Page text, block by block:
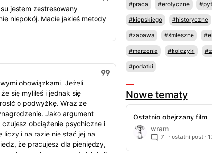
jestem zestresowany
niepokój. Macie jakieś metody
obowiązkami. Jeżeli
się myliłeś i jednak się
o podwyżkę. Wraz ze
Jako argument
obciążenie psychiczne i
liczy i na razie nie stać jej na
że pracujesz dla pieniędzy,
#praca #erotyczne
#kiepskiego #historyczne
#zabawa #śmieszne
#marzenia #kolczyki
#podatki
Nowe tematy
Ostatnio obejrzany film
wram
7 · ostatni post ·